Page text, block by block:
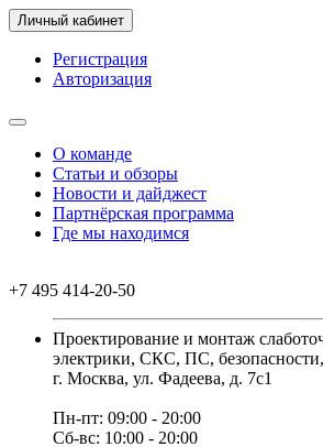
Личный кабинет
Регистрация
Авторизация
О команде
Статьи и обзоры
Новости и дайджест
Партнёрская программа
Где мы находимся
+7 495 414-20-50
Проектирование и монтаж
электрики, СКС, ПС,
г. Москва, ул. Фадеева, д. 7с1
Пн-пт: 09:00 - 20:00
Сб-вс: 10:00 - 20:00